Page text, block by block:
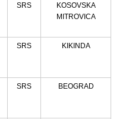
SRS
KOSOVSKA
MITROVICA
SRS KIKINDA
SRS BEOGRAD